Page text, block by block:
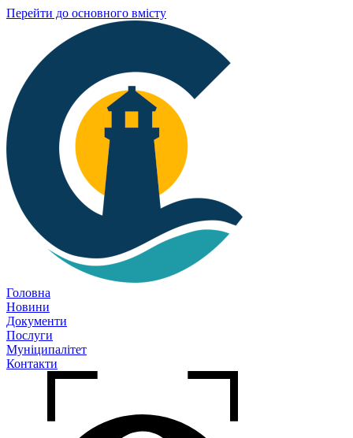
Перейти до основного вмісту
Головна
Новини
Документи
Послуги
Муніципалітет
Контакти